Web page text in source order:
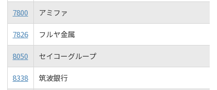
7800 アミファ
7826 フルヤ金属
8050 セイコーグループ
8338 筑波銀行